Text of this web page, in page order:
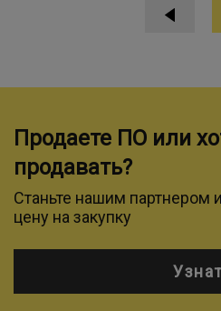
Продаете ПО или
продавать?
Станьте нашим партнером
цену на закупку